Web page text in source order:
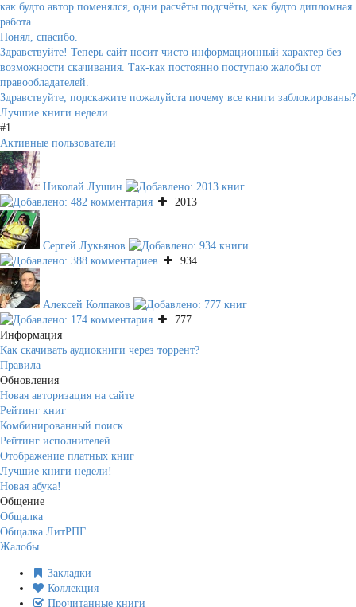
как будто автор поменялся, одни расчёты подсчёты, как будто дипломная
работа...
Понял, спасибо.
Здравствуйте! Теперь сайт носит чисто информационный характер без
возможности скачивания. Так-как постоянно поступаю жалобы от
правообладателей.
Здравствуйте, подскажите пожалуйста почему все книги заблокированы?
Лучшие книги недели
#1
Активные пользователи
Николай Лушин
2013
Сергей Лукьянов
934
Алексей Колпаков
777
Информация
Как скачивать аудиокниги через торрент?
Правила
Обновления
Новая авторизация на сайте
Рейтинг книг
Комбинированный поиск
Рейтинг исполнителей
Отображение платных книг
Лучшие книги недели!
Новая абука!
Общение
Общалка
Общалка ЛитРПГ
Жалобы
Закладки
Коллекция
Прочитанные книги